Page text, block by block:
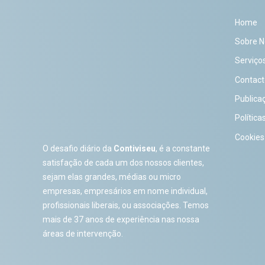
O desafio diário da Contiviseu, é a constante
satisfação de cada um dos nossos clientes,
sejam elas grandes, médias ou micro
empresas, empresários em nome individual,
profissionais liberais, ou associações. Temos
mais de 37 anos de experiência nas nossa
áreas de intervenção.
Home
Sobre
Cookies